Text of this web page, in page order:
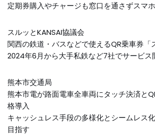
定期券購入やチャージも窓口を通さずスマ
スルッとKANSAI協議会
関西の鉄道・バスなどで使えるQR乗車券「
2024年6月から大手私鉄など7社でサービス
熊本市交通局
熊本市電が路面電車全車両にタッチ決済と
格導入
キャッシュレス手段の多様化とシームレス
目指す